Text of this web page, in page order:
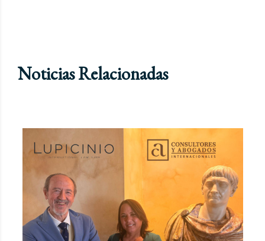
Noticias Relacionadas